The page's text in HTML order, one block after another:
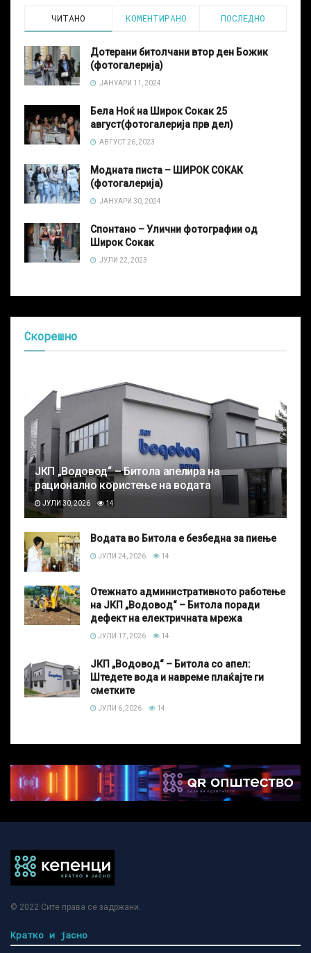
ЧИТАНО КОМЕНТИРАНО ПОСЛЕДНО
Дотерани битолчани втор ден Божик
(фотогалерија)
ЈАНУАРИ 11, 2024
Бела Ноќ на Широк Сокак 25
август(фотогалерија прв дел)
АВГУСТ 26, 2023
Модната писта – ШИРОК СОКАК
(фотогалерија)
ЈАНУАРИ 30, 2024
Спонтано – Улични фотографии од
Широк Сокак
ЈУЛИ 22, 2023
Скорешно
ЈКП „Водовод“ – Битола апелира на
рационално користење на водата
ЈУЛИ 30, 2026 14
Водата во Битола е безбедна за пиење
ЈУЛИ 24, 2026 14
Отежнато административното работење
на ЈКП „Водовод“ – Битола поради
дефект на електричната мрежа
ЈУЛИ 17, 2026 14
ЈКП „Водовод“ – Битола со апел:
Штедете вода и навреме плаќајте ги
сметките
ЈУЛИ 6, 2026 14
© 2022 Сите права се задржани
Кратко и јасно